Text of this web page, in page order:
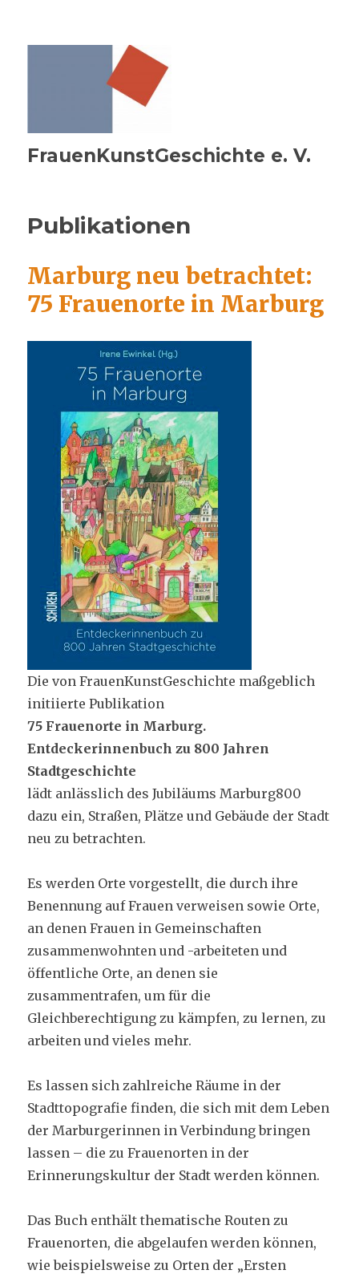
FrauenKunstGeschichte e. V.
Publikationen
Marburg neu betrachtet:
75 Frauenorte in Marburg
Die von FrauenKunstGeschichte maßgeblich
initiierte Publikation
75 Frauenorte in Marburg.
Entdeckerinnenbuch zu 800 Jahren
Stadtgeschichte
lädt anlässlich des Jubiläums Marburg800
dazu ein, Straßen, Plätze und Gebäude der Stadt
neu zu betrachten.
Es werden Orte vorgestellt, die durch ihre
Benennung auf Frauen verweisen sowie Orte,
an denen Frauen in Gemeinschaften
zusammenwohnten und -arbeiteten und
öffentliche Orte, an denen sie
zusammentrafen, um für die
Gleichberechtigung zu kämpfen, zu lernen, zu
arbeiten und vieles mehr.
Es lassen sich zahlreiche Räume in der
Stadttopografie finden, die sich mit dem Leben
der Marburgerinnen in Verbindung bringen
lassen – die zu Frauenorten in der
Erinnerungskultur der Stadt werden können.
Das Buch enthält thematische Routen zu
Frauenorten, die abgelaufen werden können,
wie beispielsweise zu Orten der „Ersten